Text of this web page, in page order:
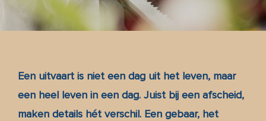
Contact
Een uitvaart is niet een dag uit het leven, maar
een heel leven in een dag. Juist bij een afscheid,
maken details hét verschil. Een gebaar, het